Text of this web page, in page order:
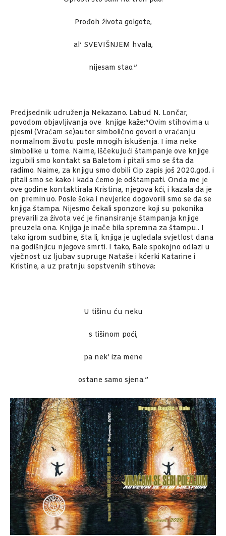
Prođoh života golgote,
al’ SVEVIŠNJEM hvala,
nijesam stao.”
Predjsednik udruženja Nekazano. Labud N. Lončar,
povodom objavljivanja ove knjige kaže:“Ovim stihovima u
pjesmi (Vraćam se)autor simbolično govori o vraćanju
normalnom životu posle mnogih iskušenja. I ima neke
simbolike u tome. Naime, iščekujući štampanje ove knjige
izgubili smo kontakt sa Baletom i pitali smo se šta da
radimo. Naime, za knjigu smo dobili Cip zapis još 2020.god. i
pitali smo se kako i kada ćemo je odštampati. Onda me je
ove godine kontaktirala Kristina, njegova kći, i kazala da je
on preminuo. Posle šoka i nevjerice dogovorili smo se da se
knjiga štampa. Nijesmo čekali sponzore koji su pokonika
prevarili za života već je finansiranje štampanja knjige
preuzela ona. Knjiga je inače bila spremna za štampu.. I
tako igrom sudbine, šta li, knjiga je ugledala svjetlost dana
na godišnjicu njegove smrti. I tako, Bale spokojno odlazi u
vječnost uz ljubav supruge Nataše i kćerki Katarine i
Kristine, a uz pratnju sopstvenih stihova:
U tišinu ću neku
s tišinom poći,
pa nek’ iza mene
ostane samo sjena.”